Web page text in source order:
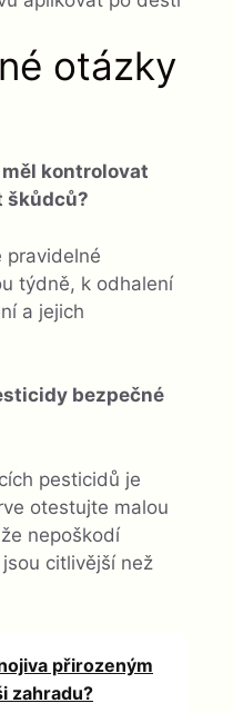
otázky
kontrolovat
škůdců?
pravidelné
týdně, k odhalení
a jejich
bezpečné
pesticidů je
otestujte malou
nepoškodí
citlivější než
přirozeným
zahradu?